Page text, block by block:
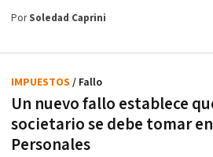
PorSoledad Caprini
Un nuevo fallo establece
societario se debe tomar
Personales
IMPUESTOS / Fallo